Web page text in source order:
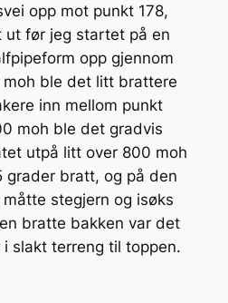
opp mot punkt 178,
før jeg startet på en
opp gjennom
ble det litt brattere
inn mellom punkt
moh ble det gradvis
utpå litt over 800 moh
grader bratt, og på den
stegjern og isøks
bratte bakken var det
slakt terreng til toppen.